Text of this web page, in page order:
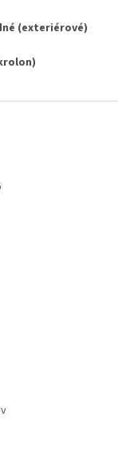
(exteriérové)